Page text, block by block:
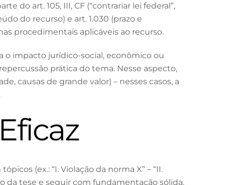
do art. 105, III, CF (“contrariar lei federal”,
do recurso) e art. 1.030 (prazo e
procedimentais aplicáveis ao recurso.
o impacto jurídico-social, econômico ou
prática do tema. Nesse aspecto,
causas de grande valor) – nesses casos, a
(ex.: “I. Violação da norma X” – “II.
da tese e seguir com fundamentação sólida.